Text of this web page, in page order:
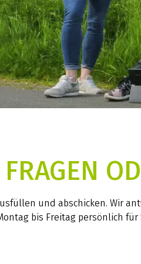
und abschicken. Wir
bis Freitag persönlich für